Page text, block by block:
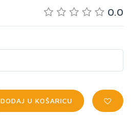
0.0
DODAJ U KOŠARICU